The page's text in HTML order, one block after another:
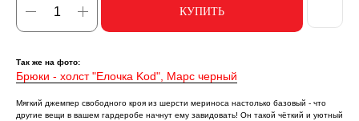
КУПИТЬ
Так же на фото:
Брюки - холст "Елочка Kоd", Марс черный
Мягкий джемпер свободного кроя из шерсти мериноса настолько базовый - что
другие вещи в вашем гардеробе начнут ему завидовать! Он такой чёткий и уютный